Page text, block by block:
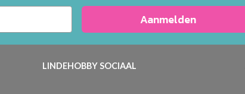
Aanmelden
LINDEHOBBY SOCIAAL